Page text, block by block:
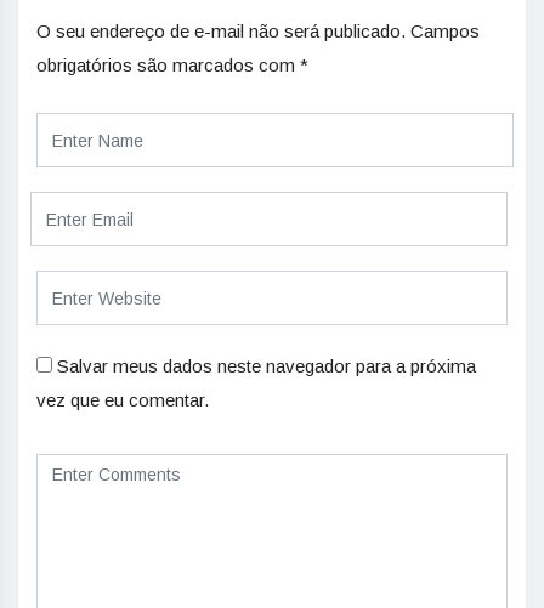
O seu endereço de e-mail não será publicado. Campos
obrigatórios são marcados com *
Salvar meus dados neste navegador para a próxima
vez que eu comentar.